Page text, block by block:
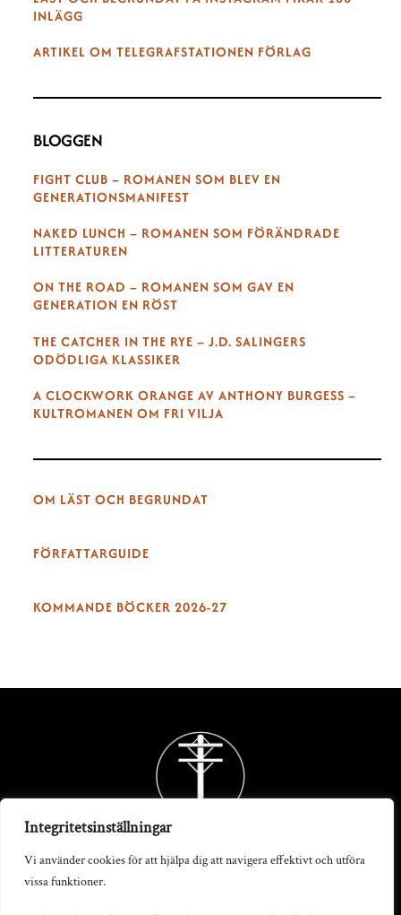
Integritetsinställningar
Vi använder cookies för att hjälpa dig att navigera effektivt och utföra
vissa funktioner.
INLÄGG
ARTIKEL OM TELEGRAFSTATIONEN FÖRLAG
BLOGGEN
FIGHT CLUB – ROMANEN SOM BLEV EN
GENERATIONSMANIFEST
NAKED LUNCH – ROMANEN SOM FÖRÄNDRADE
LITTERATUREN
ON THE ROAD – ROMANEN SOM GAV EN
GENERATION EN RÖST
THE CATCHER IN THE RYE – J.D. SALINGERS
ODÖDLIGA KLASSIKER
A CLOCKWORK ORANGE AV ANTHONY BURGESS –
KULTROMANEN OM FRI VILJA
OM LÄST OCH BEGRUNDAT
FÖRFATTARGUIDE
KOMMANDE BÖCKER 2026-27
Back
To